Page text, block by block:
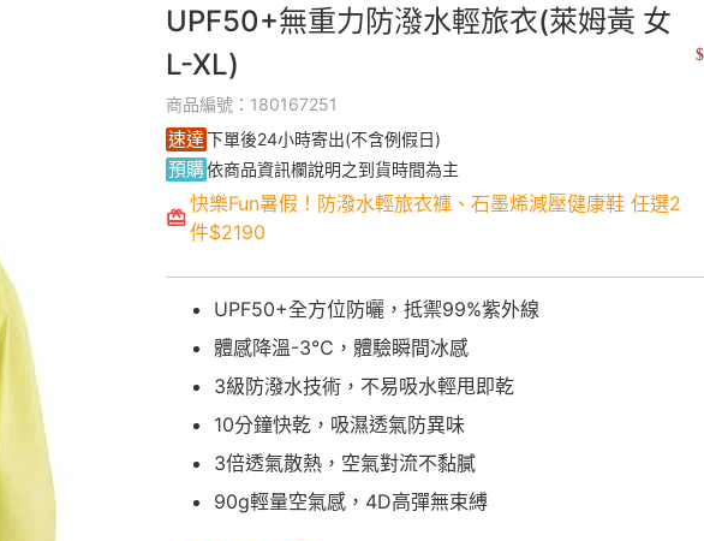
UPF50+無重力防潑水輕旅衣(萊姆黃 女
L-XL)
商品編號：180167251
速達下單後24小時寄出(不含例假日)
預購依商品資訊欄說明之到貨時間為主
快樂Fun暑假！防潑水輕旅衣褲、石墨烯減壓健康鞋 任選2
件$2190
$
UPF50+全方位防曬，抵禦99%紫外線
體感降溫-3℃，體驗瞬間冰感
3級防潑水技術，不易吸水輕甩即乾
10分鐘快乾，吸濕透氣防異味
3倍透氣散熱，空氣對流不黏膩
90g輕量空氣感，4D高彈無束縛